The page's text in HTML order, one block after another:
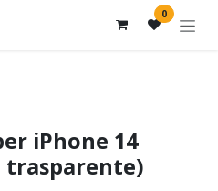
0
iPhone 14